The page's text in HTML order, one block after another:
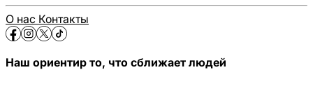
О нас Контакты
Наш ориентир то, что сближает людей